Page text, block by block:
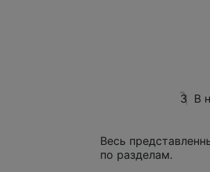
3 В
Весь
по разделам.